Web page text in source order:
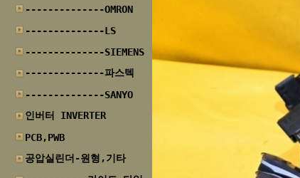
--------------OMRON
--------------LS
--------------SIEMENS
--------------파스텍
--------------SANYO
인버터 INVERTER
PCB,PWB
공압실린더-원형,기타